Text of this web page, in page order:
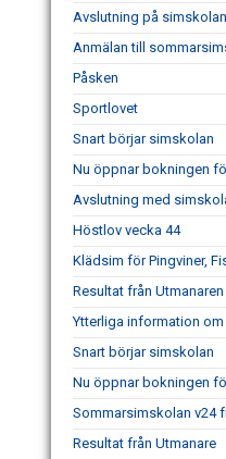
Avslutning på simskolan
Anmälan till
Påsken
Sportlovet
Snart börjar simskolan
Nu öppnar bokningen
Avslutning med
Höstlov vecka 44
Klädsim för Pingviner,
Resultat från Utmanaren
Ytterliga information
Snart börjar simskolan
Nu öppnar bokningen
Sommarsimskolan v24
Resultat från Utmanare